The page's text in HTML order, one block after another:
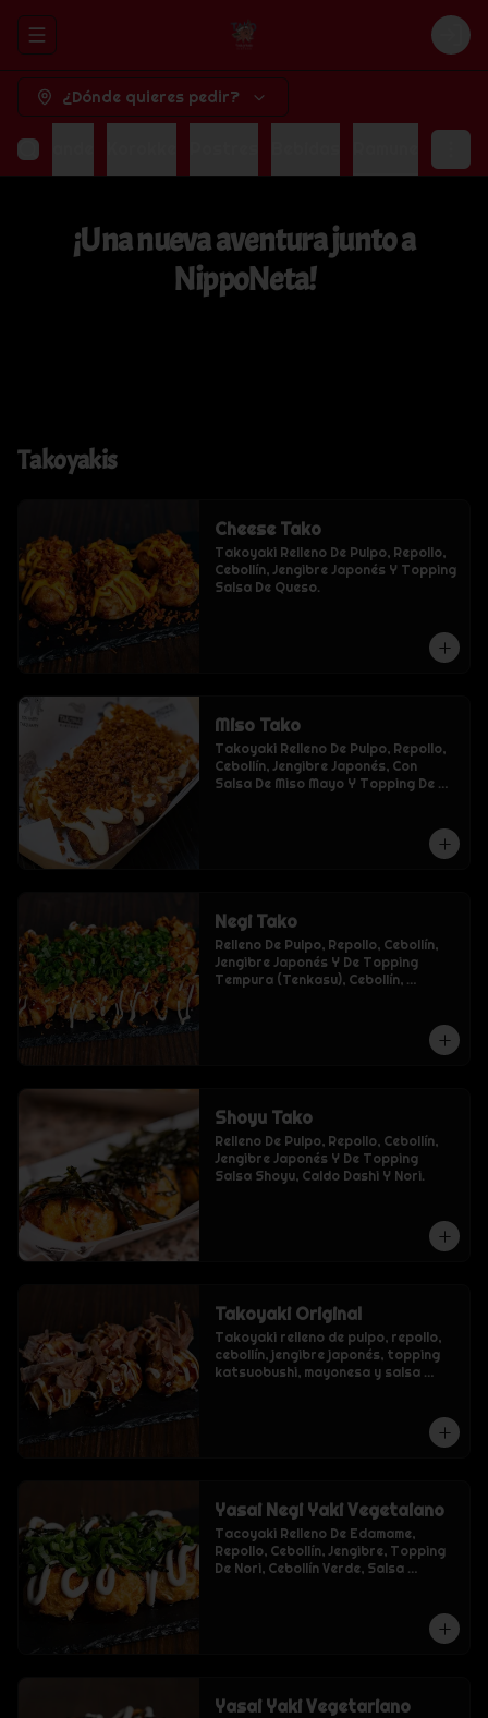
Abrir menu de navegación
¿Dónde quieres pedir?
Grande
¡Una nueva aventura junto a
NippoNeta!
Takoyakis
Cheese Tako
Takoyaki Relleno De Pulpo, Repollo,
Cebollín, Jengibre Japonés Y Topping
Salsa De Queso.
Miso Tako
Takoyaki Relleno De Pulpo, Repollo,
Cebollín, Jengibre Japonés, Con
Salsa De Miso Mayo Y Topping De
Negi Tako
Relleno De Pulpo, Repollo, Cebollín,
Jengibre Japonés Y De Topping
Tempura (Tenkasu), Cebollín,
Shoyu Tako
Relleno De Pulpo, Repollo, Cebollín,
Jengibre Japonés Y De Topping
Salsa Shoyu, Caldo Dashi Y Nori.
Takoyaki Original
Takoyaki relleno de pulpo, repollo,
cebollín, jengibre japonés, topping
katsuobushi, mayonesa y salsa
Yasai Negi Yaki Vegetaiano
Tacoyaki Relleno De Edamame,
Repollo, Cebollín, Jengibre, Topping
De Nori, Cebollín Verde, Salsa
Yasai Yaki Vegetariano